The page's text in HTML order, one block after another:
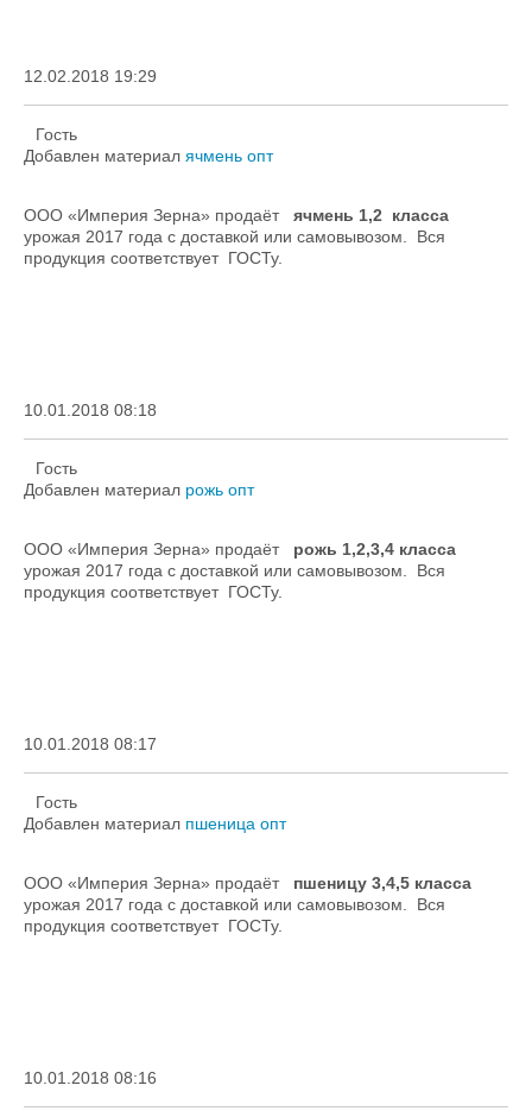
12.02.2018 19:29
Гость
Добавлен материал ячмень опт
ООО «Империя Зерна» продаёт ячмень 1,2 класса
урожая 2017 года с доставкой или самовывозом. Вся
продукция соответствует ГОСТу.
10.01.2018 08:18
Гость
Добавлен материал рожь опт
ООО «Империя Зерна» продаёт рожь 1,2,3,4 класса
урожая 2017 года с доставкой или самовывозом. Вся
продукция соответствует ГОСТу.
10.01.2018 08:17
Гость
Добавлен материал пшеница опт
ООО «Империя Зерна» продаёт пшеницу 3,4,5 класса
урожая 2017 года с доставкой или самовывозом. Вся
продукция соответствует ГОСТу.
10.01.2018 08:16